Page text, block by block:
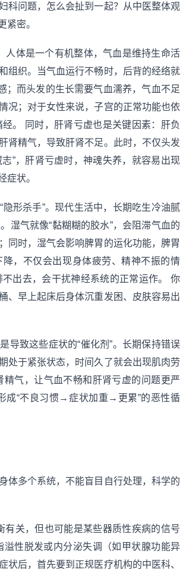
科问题，怎么会扯到一起？从中医整体观
紧密。
人体是一个有机整体，气血是维持生命活
组织。当气血运行不畅时，后背的经络就
；而头发的生长需要气血濡养，气血不足
况；对于女性来说，子宫的正常功能也依
。 同时，肝肾亏虚也是关键因素：肝负
肾精气，导致肝肾不足。此时，不仅头发
”，肝肾亏虚时，神魂失养，就容易出现
症状。
形杀手”。现代生活中，长期吃生冷油腻
湿气就像“黏糊糊的胶水”，会阻滞气血的
同时，湿气会影响脾胃的运化功能，脾胃
，不仅会出现身体疲劳、精神不振的情
出去，会干扰神经系统的正常运作。 你
、早上起床后身体沉重发困、皮肤容易出
导致这些症状的“催化剂”。长期保持错误
于紧张状态，时间久了就会出现肌肉劳
气，让气血不畅和肝肾亏虚的问题更严
成“不良习惯→症状加重→更累”的恶性循
体多个系统，不能盲目自行处理，科学的
有关，但也可能是某些器质性疾病的信号
性脱发或内分泌失调（如甲状腺功能异
后，首先要到正规医疗机构的中医科、